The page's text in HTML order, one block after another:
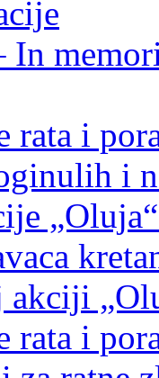
In
rata i
i
akciji
rata i